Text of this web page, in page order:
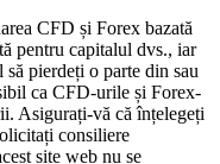
CFD și Forex bazată
pentru capitalul dvs., iar
pierdeți o parte din sau
ca CFD-urile și Forex-
Asigurați-vă că înțelegeți
consiliere
site web nu se